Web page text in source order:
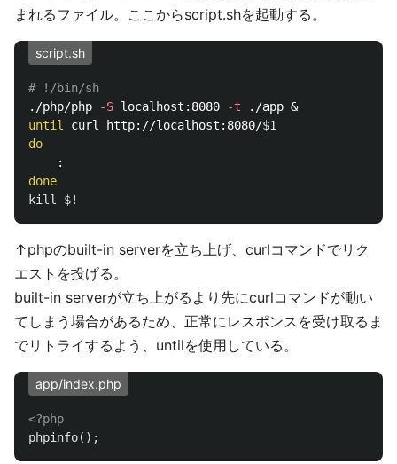
まれるファイル。ここからscript.shを起動する。
script.sh
# !/bin/sh
./php/php
-S localhost:8080 -t
until curl http://localhost:8080/$1
do
kill
$!
↑phpのbuilt-in serverを立ち上げ、curlコマンドでリク
エストを投げる。
built-in serverが立ち上がるより先にcurlコマンドが動い
てしまう場合があるため、正常にレスポンスを受け取るま
でリトライするよう、untilを使用している。
app/index.php
<?php
phpinfo();